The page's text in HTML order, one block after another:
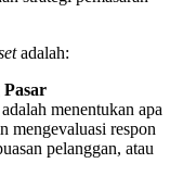
adalah:
menentukan apa
mengevaluasi respon
pelanggan, atau